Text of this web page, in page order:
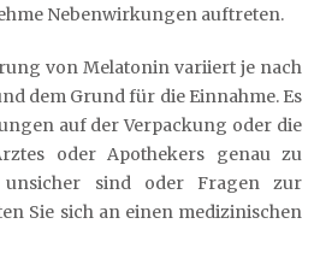
Nebenwirkungen auftreten.
von Melatonin variiert je nach
dem Grund für die Einnahme. Es
auf der Verpackung oder die
oder Apothekers genau zu
unsicher sind oder Fragen zur
Sie sich an einen medizinischen